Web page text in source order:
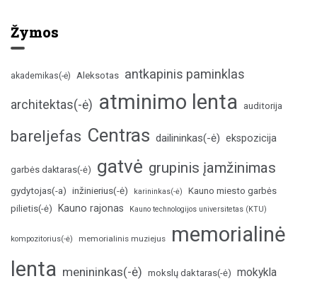
Žymos
akademikas(-ė) Aleksotas antkapinis paminklas
architektas(-ė) atminimo lenta auditorija
bareljefas Centras dailininkas(-ė) ekspozicija
garbės daktaras(-ė) gatvė grupinis įamžinimas
gydytojas(-a) inžinierius(-ė) karininkas(-ė)
Kauno miesto garbės
pilietis(-ė)
Kauno rajonas Kauno technologijos universitetas (KTU)
kompozitorius(-ė) memorialinis muziejus
memorialinė
lenta menininkas(-ė) mokslų daktaras(-ė) mokykla